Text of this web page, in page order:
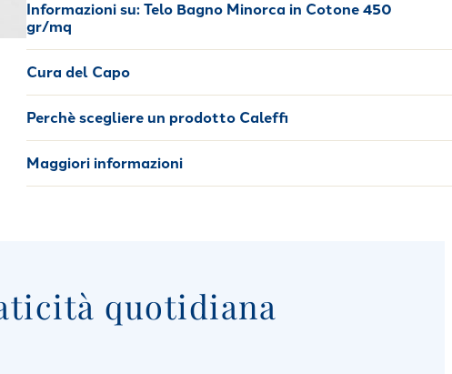
Informazioni su: Telo Bagno Minorca in Cotone 450
gr/mq
Cura del Capo
Perchè scegliere un prodotto Caleffi
Maggiori informazioni
quotidiana